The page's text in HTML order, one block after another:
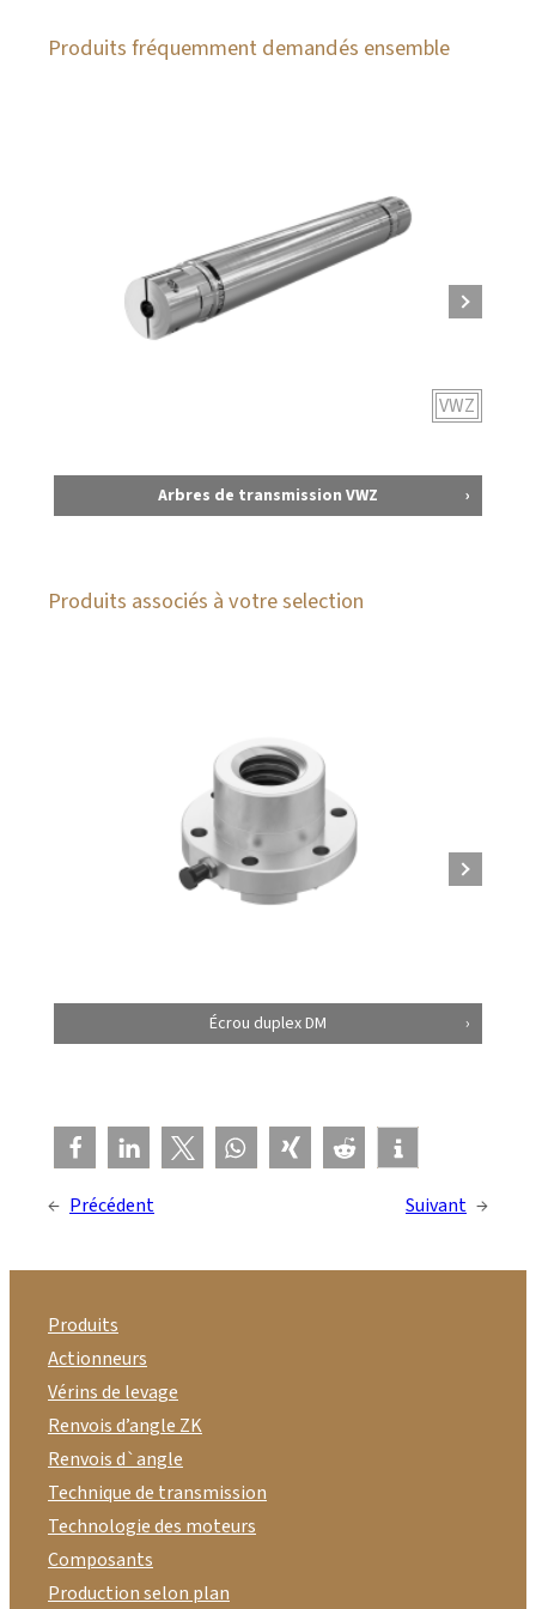
Produits fréquemment demandés ensemble
VWZ
Arbres de transmission VWZ
Produits associés à votre selection
Écrou duplex DM
← Précédent Suivant →
Produits
Actionneurs
Vérins de levage
Renvois d’angle ZK
Renvois d`angle
Technique de transmission
Technologie des moteurs
Composants
Production selon plan